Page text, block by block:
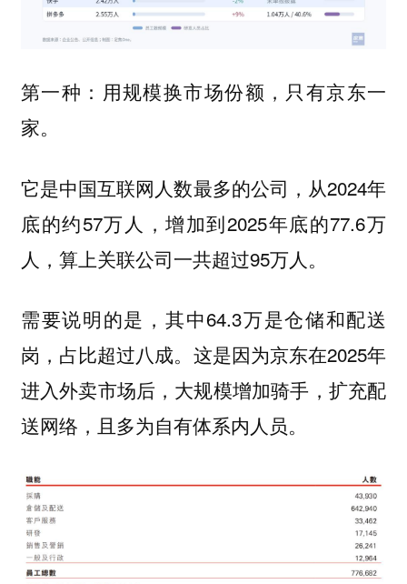
第一种：用规模换市场份额，只有京东一
家。
它是中国互联网人数最多的公司，从2024年
底的约57万人，增加到2025年底的77.6万
人，算上关联公司一共超过95万人。
需要说明的是，其中64.3万是仓储和配送
岗，占比超过八成。这是因为京东在2025年
进入外卖市场后，大规模增加骑手，扩充配
送网络，且多为自有体系内人员。